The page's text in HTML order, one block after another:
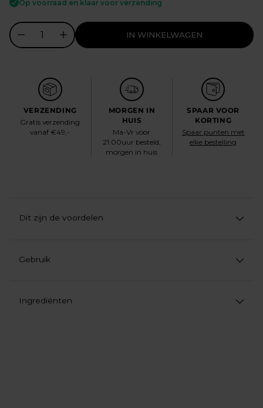
Op voorraad en klaar voor verzending
IN WINKELWAGEN
VERZENDING
Gratis verzending
vanaf €49,-
MORGEN IN
HUIS
Ma-Vr voor
21:00uur besteld,
morgen in huis
SPAAR VOOR
KORTING
Spaar punten met
elke bestelling
Dit zijn de voordelen
Gebruik
Ingrediënten